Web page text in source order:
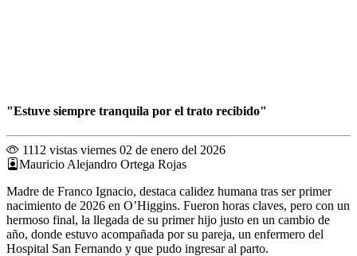
"Estuve siempre tranquila por el trato recibido"
1112 vistas viernes 02 de enero del 2026
Mauricio Alejandro Ortega Rojas
Madre de Franco Ignacio, destaca calidez humana tras ser primer
nacimiento de 2026 en O’Higgins. Fueron horas claves, pero con un
hermoso final, la llegada de su primer hijo justo en un cambio de
año, donde estuvo acompañada por su pareja, un enfermero del
Hospital San Fernando y que pudo ingresar al parto.